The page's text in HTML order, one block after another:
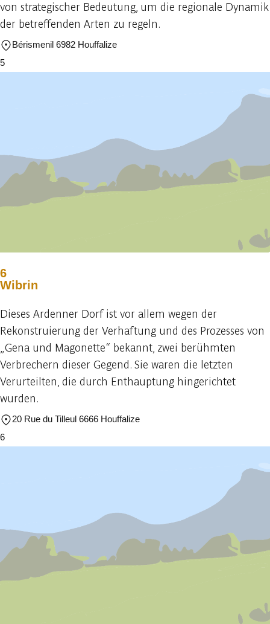
von strategischer Bedeutung, um die regionale Dynamik
der betreffenden Arten zu regeln.
Bérismenil 6982 Houffalize
5
6
Wibrin
Dieses Ardenner Dorf ist vor allem wegen der
Rekonstruierung der Verhaftung und des Prozesses von
„Gena und Magonette“ bekannt, zwei berühmten
Verbrechern dieser Gegend. Sie waren die letzten
Verurteilten, die durch Enthauptung hingerichtet
wurden.
20 Rue du Tilleul 6666 Houffalize
6